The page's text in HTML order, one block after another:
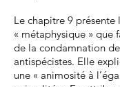
Le chapitre 9 présente
« métaphysique » que
de la condamnation
antispécistes. Elle
une « animosité à